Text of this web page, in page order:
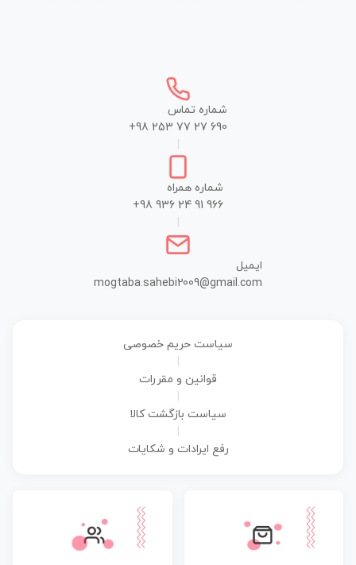
شماره تماس
+98 253 77 27 690
شماره همراه
+98 936 24 91 966
ایمیل
mogtaba.sahebi2009@gmail.com
سیاست حریم خصوصی
قوانین و مقررات
سیاست بازگشت کالا
رفع ایرادات و شکایات